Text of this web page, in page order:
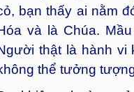
bạn thấy ai nằm
và là Chúa.
thật là hành vi
thể tưởng